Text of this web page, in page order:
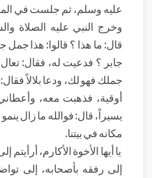
عليه وسلم، ثم جلست في
وخرج النبي عليه الصلاة
قال: ما هذا ؟ قالوا: هذا جمل
جابر ؟ فدعيت له، فقال:
جملك فهو لك، ودعا بلالاً
أوقية، فذهبت معه،
يسيراً، قال: فوالله ما زال
مكانه في بيتنا.
يا أيها الأخوة الأكارم، أرأيتم
إلى رفقه بأصحابه، إلى